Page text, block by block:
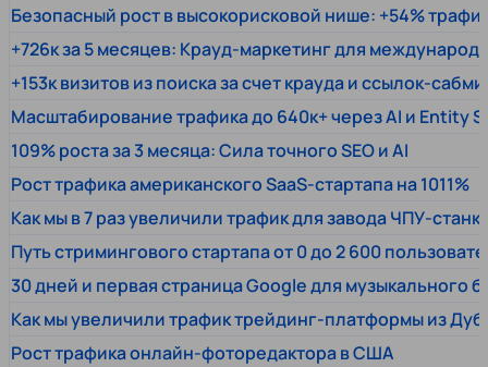
Безопасный рост в высокорисковой нише: +54%
+726к за 5 месяцев: Крауд-маркетинг для
+153к визитов из поиска за счет крауда и ссылок-
Масштабирование трафика до 640к+ через AI и Entity
109% роста за 3 месяца: Сила точного SEO и AI
Рост трафика американского SaaS-стартапа на 1011%
Как мы в 7 раз увеличили трафик для завода ЧПУ-
Путь стримингового стартапа от 0 до 2 600
30 дней и первая страница Google для музыкального
Как мы увеличили трафик трейдинг-платформы из
Рост трафика онлайн-фоторедактора в США